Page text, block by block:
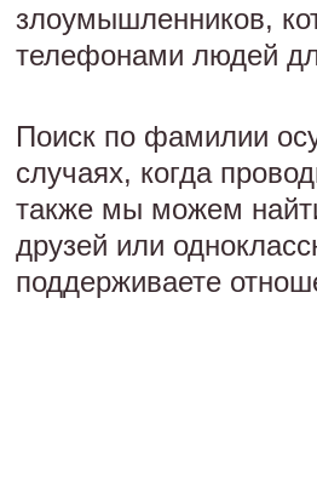
злоумышленников,
телефонами людей
Поиск по фамилии
случаях, когда
также мы можем
друзей или
поддерживаете